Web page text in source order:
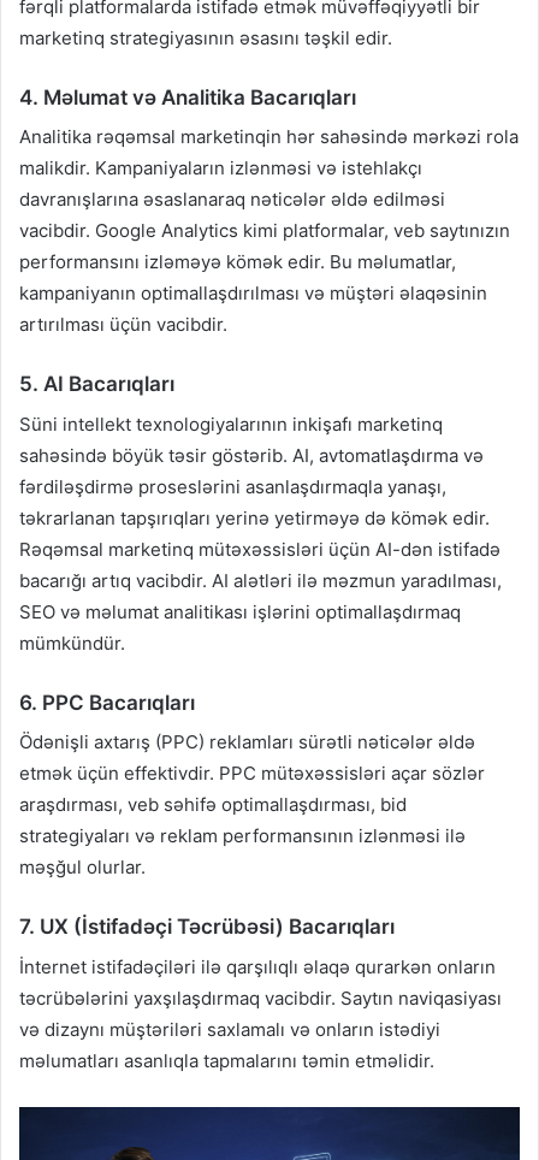
fərqli platformalarda istifadə etmək müvəffəqiyyətli bir
marketinq strategiyasının əsasını təşkil edir.
4. Məlumat və Analitika Bacarıqları
Analitika rəqəmsal marketinqin hər sahəsində mərkəzi rola
malikdir. Kampaniyaların izlənməsi və istehlakçı
davranışlarına əsaslanaraq nəticələr əldə edilməsi
vacibdir. Google Analytics kimi platformalar, veb saytınızın
performansını izləməyə kömək edir. Bu məlumatlar,
kampaniyanın optimallaşdırılması və müştəri əlaqəsinin
artırılması üçün vacibdir.
5. AI Bacarıqları
Süni intellekt texnologiyalarının inkişafı marketinq
sahəsində böyük təsir göstərib. AI, avtomatlaşdırma və
fərdiləşdirmə proseslərini asanlaşdırmaqla yanaşı,
təkrarlanan tapşırıqları yerinə yetirməyə də kömək edir.
Rəqəmsal marketinq mütəxəssisləri üçün AI-dən istifadə
bacarığı artıq vacibdir. AI alətləri ilə məzmun yaradılması,
SEO və məlumat analitikası işlərini optimallaşdırmaq
mümkündür.
6. PPC Bacarıqları
Ödənişli axtarış (PPC) reklamları sürətli nəticələr əldə
etmək üçün effektivdir. PPC mütəxəssisləri açar sözlər
araşdırması, veb səhifə optimallaşdırması, bid
strategiyaları və reklam performansının izlənməsi ilə
məşğul olurlar.
7. UX (İstifadəçi Təcrübəsi) Bacarıqları
İnternet istifadəçiləri ilə qarşılıqlı əlaqə qurarkən onların
təcrübələrini yaxşılaşdırmaq vacibdir. Saytın naviqasiyası
və dizaynı müştəriləri saxlamalı və onların istədiyi
məlumatları asanlıqla tapmalarını təmin etməlidir.